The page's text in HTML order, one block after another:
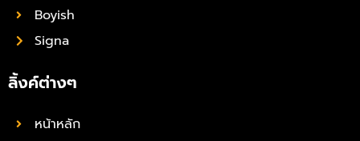
Boyish
Signa
ลิ้งค์ต่างๆ
หน้าหลัก